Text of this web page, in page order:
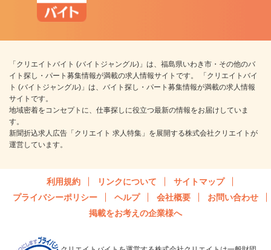
「クリエイトバイト (バイトジャングル)」は、福島県いわき市・その他のバ
イト探し・パート募集情報が満載の求人情報サイトです。 「クリエイトバイ
ト (バイトジャングル)」は、バイト探し・パート募集情報が満載の求人情報
サイトです。
地域密着をコンセプトに、仕事探しに役立つ最新の情報をお届けしていま
す。
新聞折込求人広告「クリエイト 求人特集」を展開する株式会社クリエイトが
運営しています。
利用規約 リンクについて
サイトマップ
プライバシーポリシー
ヘルプ 会社概要
お問い合わせ
掲載をお考えの企業様へ